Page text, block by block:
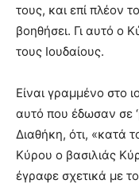
τους, και επί πλέον
βοηθήσει. Γι αυτό ο
τους Ιουδαίους.
Είναι γραμμένο στο
αυτό που έδωσαν σε
Διαθήκη, ότι, «κατά
Κύρου ο βασιλιάς
έγραφε σχετικά με